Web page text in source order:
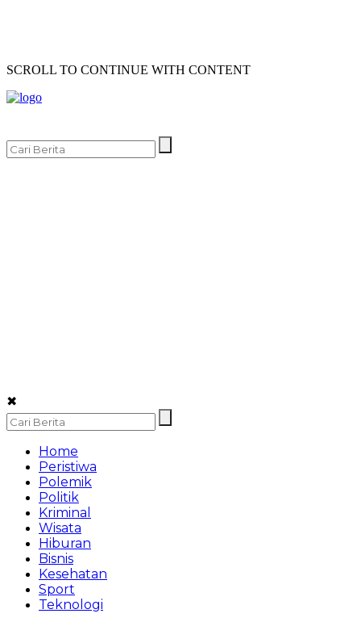
SCROLL TO CONTINUE WITH CONTENT
✖
Home
Peristiwa
Polemik
Politik
Kriminal
Wisata
Hiburan
Bisnis
Kesehatan
Sport
Teknologi